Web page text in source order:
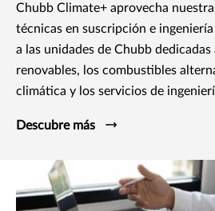
Chubb Climate+ aprovecha
técnicas en suscripción e
a las unidades de Chubb dedicadas
renovables, los combustibles
climática y los servicios de
Descubre más